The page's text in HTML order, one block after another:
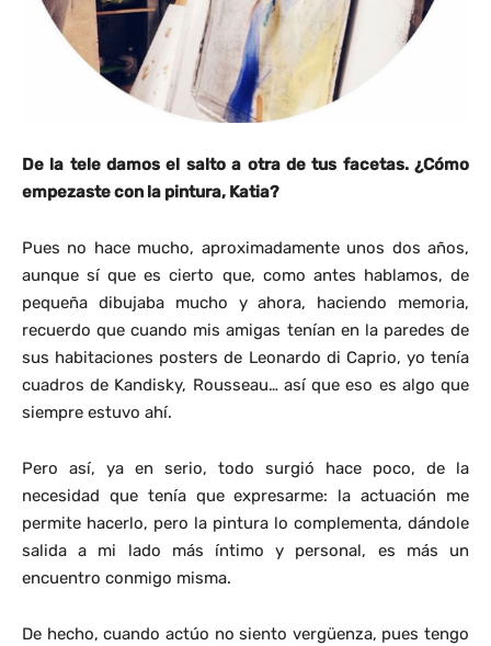
De la tele damos el salto a otra de tus facetas. ¿Cómo
empezaste con la pintura, Katia?
Pues no hace mucho, aproximadamente unos dos años,
aunque sí que es cierto que, como antes hablamos, de
pequeña dibujaba mucho y ahora, haciendo memoria,
recuerdo que cuando mis amigas tenían en la paredes de
sus habitaciones posters de Leonardo di Caprio, yo tenía
cuadros de Kandisky, Rousseau… así que eso es algo que
siempre estuvo ahí.
Pero así, ya en serio, todo surgió hace poco, de la
necesidad que tenía que expresarme: la actuación me
permite hacerlo, pero la pintura lo complementa, dándole
salida a mi lado más íntimo y personal, es más un
encuentro conmigo misma.
De hecho, cuando actúo no siento vergüenza, pues tengo